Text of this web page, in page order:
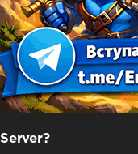
Server?